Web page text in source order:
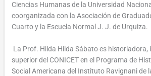
Ciencias Humanas de la Universidad
coorganizada con la Asociación de
Cuarto y la Escuela Normal J. J. de Urquiza.
La Prof. Hilda Hilda Sábato es historiadora,
superior del CONICET en el Programa de
Social Americana del Instituto Ravignani de